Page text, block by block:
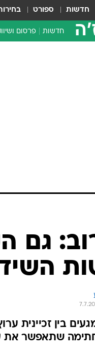
חדשות ספורט
חדשות פרסום
גם
שתאפשר את